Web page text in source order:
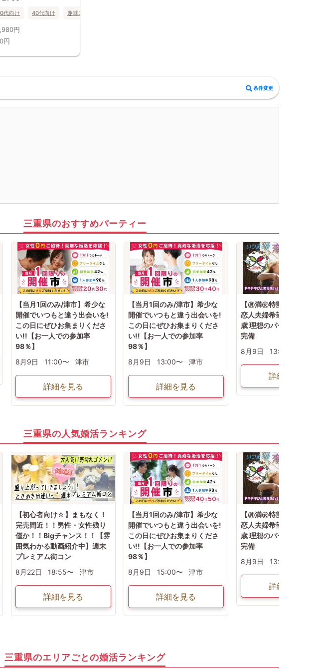
。免許証やマイナンバー
イベント開始時にスタッ
代向け 40代向け 趣味コン
円
円
条件変更
三重県のおすすめパーティー
【当月1回のみ/津市】希少な
開催でいつもと違う出会いを!
この日にぜひお集まりくださ
い!!【お一人での参加率
98％】
8月9日
11:00〜 津市
詳細を見る
【当月1回のみ/津市】希少な
開催でいつもと違う出会いを!
この日にぜひお集まりくださ
い!!【お一人での参加率
98％】
8月9日
13:00〜 津市
詳細を見る
【㊚満㊛特割残1】いつま
恋人夫婦希望の方！30歳
歳 理想のパートナー婚 駐
完備
8月9日
13:30〜
詳細を見る
三重県の人気婚活ランキング
【初心者向け☆】まもなく！
完売間近！！男性・女性残り
僅か！！Bigチャンス！！【雰
囲気わかる動画紹介中】週末
プレミアム街コン
8月22日
18:55〜 津市
詳細を見る
【当月1回のみ/津市】希少な
開催でいつもと違う出会いを!
この日にぜひお集まりくださ
い!!【お一人での参加率
98％】
8月9日
15:00〜 津市
詳細を見る
【㊚満㊛特割残1】いつま
恋人夫婦希望の方！30歳
歳 理想のパートナー婚 駐
完備
8月9日
13:30〜
詳細を見る
三重県のエリアごとの婚活ランキング